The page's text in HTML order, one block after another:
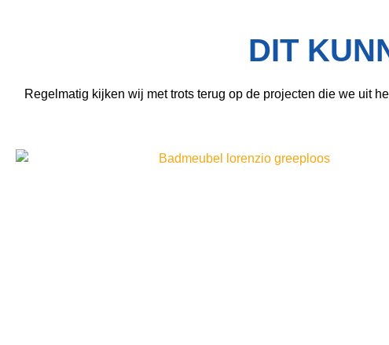
DIT
Regelmatig kijken wij met trots terug op de projecten die we uit